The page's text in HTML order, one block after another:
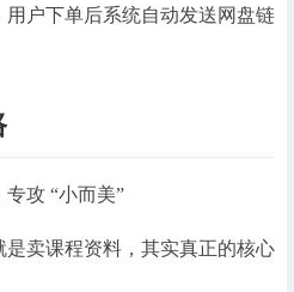
户下单后系统自动发送网盘链
攻 “小而美”
卖课程资料，其实真正的核心